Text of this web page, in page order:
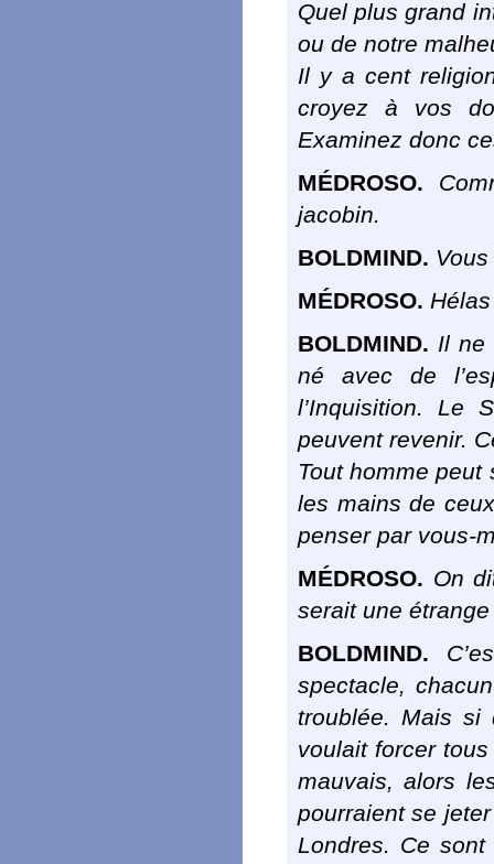
Quel plus grand
ou de notre
Il y a cent
croyez à vos
Examinez donc
MÉDROSO.
jacobin.
BOLDMIND.
MÉDROSO.
BOLDMIND. Il ne
né avec de
l’Inquisition. Le
peuvent revenir.
Tout homme peut
les mains de
penser par vous-
MÉDROSO. On
serait une
BOLDMIND.
spectacle,
troublée. Mais si
voulait forcer
mauvais, alors
pourraient se
Londres. Ce